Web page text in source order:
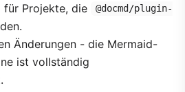
für Projekte, die
@docmd/plugin-
Änderungen - die Mermaid-
ist vollständig